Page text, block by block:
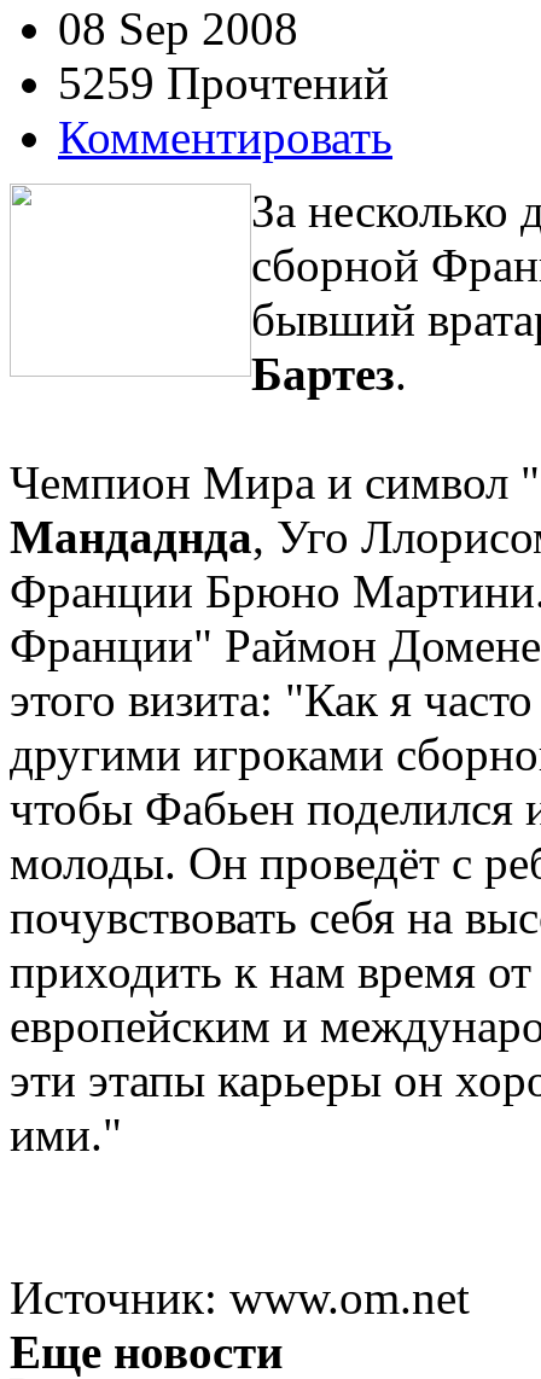
08 Sep 2008
5259 Прочтений
Комментировать
За несколько
сборной
бывший
Бартез.
Чемпион Мира и символ
Мандаднда, Уго
Франции Брюно
Франции" Раймон
этого визита: "Как я
другими игроками
чтобы Фабьен поделился
молоды. Он проведёт с
почувствовать себя на
приходить к нам время
европейским и
эти этапы карьеры он
ими."
Источник: www.om.net
Еще новости